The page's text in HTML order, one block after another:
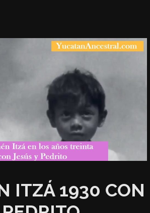
ITZÁ 1930 CON